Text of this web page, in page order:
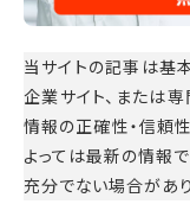
当サイトの記事は基
企業サイト、または
情報の正確性・信頼
よっては最新の情報
充分でない場合があり